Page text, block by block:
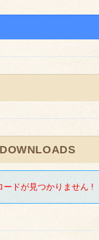
ードが見つかりません !